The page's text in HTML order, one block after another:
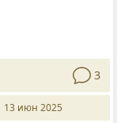
3
13 июн 2025